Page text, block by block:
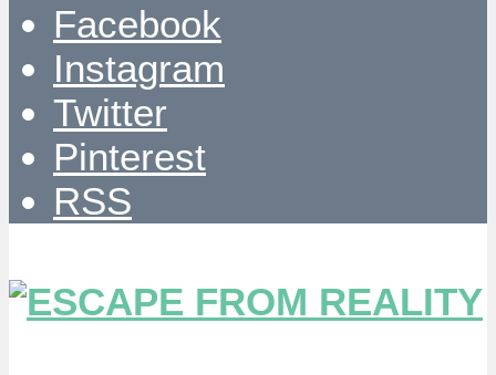
Facebook
Instagram
Twitter
Pinterest
RSS